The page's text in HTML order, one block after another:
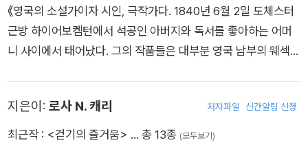
경으로 19세기 미국의 자본주의 와 문명을 비판한 『아서왕 궁전
의 코네티컷 양키』, 15세기 프랑스의 역사를 배경으로 정치와 종
교를 비판하고 있는 『잔 다 르크의 개인적인 회상』 등 역사를 배
은 여행기와 『바보 윌슨』, 『신비한 이방인』, 『세균들 사이에서 3,
000년』 등 역사와 공상과학적인 상상력이 결합된 많은 소설을
남다른 애착을 갖게 된 것은 바로 이 어린 시절 “숲속을 거니는
발걸음 하나하나가 종교의식이었으며, 냇가에서 멱을 감을 때마
다 안수를 받았”기 때문이다. 1860년 당시 새롭게 출간된 「애틀
랜틱 먼슬리」지에 에세이를 발표하며 등단, 1871년 첫 번째 수필
집 『연영초』를 발표한다. 작가로서 명성을 얻은 뒤 산자락에 조그
작물을 재배하면서 글쓰기를 이어간다. 이후 30년 동안 오두막
《영국의 소설가이자 시인, 극작가다. 1840년 6월 2일 도체스터
근방 하이어보켐턴에서 석공인 아버지와 독서를 좋아하는 어머
니 사이에서 태어났다. 그의 작품들은 대부분 영국 남부의 웨섹스
은 공식 교육은 약 8년 동안의 이 기간이 전부다. 하디는 16세에
도체스터의 건축사무소에 수습공으로 들어가 건축을 배우기 시
지은이: 로사 N. 캐리 저자파일 신간알림 신청
최근작 : <걷기의 즐거움> … 총 13종 (모두보기)